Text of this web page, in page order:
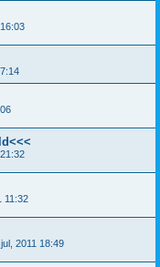
11:32
2011 18:49